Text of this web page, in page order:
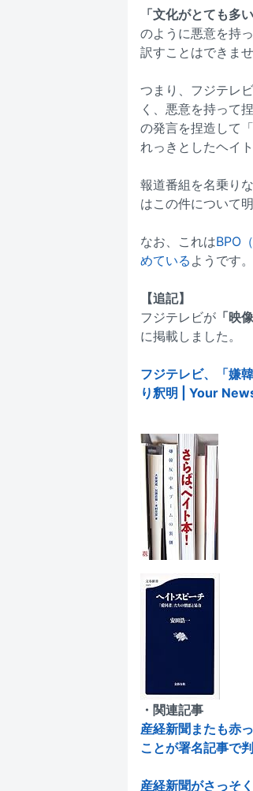
「文化がとても多
のように悪意を持
訳すことはできませ
つまり、フジテレ
く、悪意を持って
の発言を捏造して
れっきとしたヘイ
報道番組を名乗り
はこの件について
なお、これはBPO
めている ようです。
【追記】
フジテレビが 「映
に掲載しました。
フジテレビ、「嫌
り釈明 | Your
・関連記事
産経新聞またも赤
ことが署名記事で
産経新聞がさっそ